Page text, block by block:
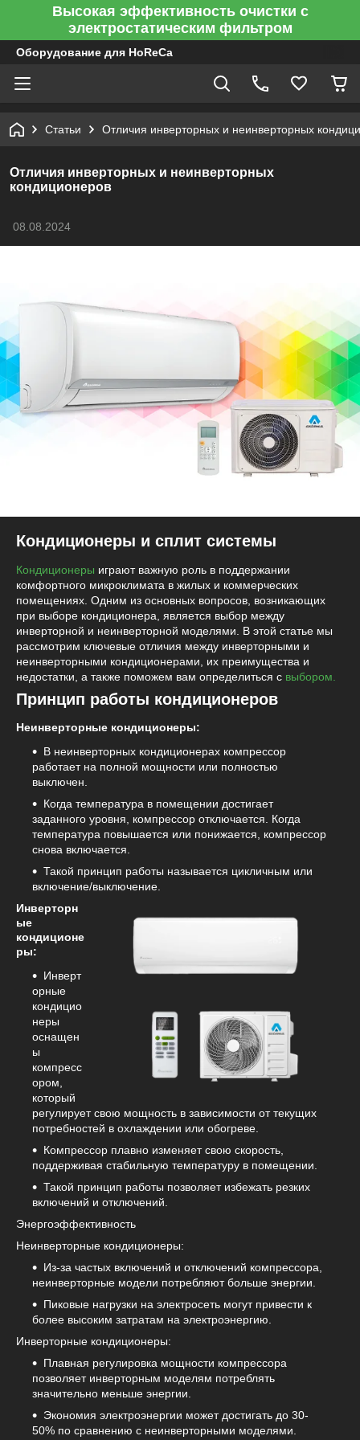
Высокая эффективность очистки с
электростатическим фильтром
Оборудование для HoReCa
Статьи Отличия инверторных и неинверторных
Отличия инверторных и неинверторных
кондиционеров
08.08.2024
Кондиционеры и сплит системы
Кондиционеры играют важную роль в поддержании
комфортного микроклимата в жилых и коммерческих
помещениях. Одним из основных вопросов, возникающих
при выборе кондиционера, является выбор между
инверторной и неинверторной моделями. В этой статье мы
рассмотрим ключевые отличия между инверторными и
неинверторными кондиционерами, их преимущества и
недостатки, а также поможем вам определиться с выбором.
Принцип работы кондиционеров
Неинверторные кондиционеры:
В неинверторных кондиционерах компрессор
работает на полной мощности или полностью
выключен.
Когда температура в помещении достигает
заданного уровня, компрессор отключается. Когда
температура повышается или понижается, компрессор
снова включается.
Такой принцип работы называется цикличным или
включение/выключение.
Инверторн
ые
кондиционе
ры:
Инверт
орные
кондицио
неры
оснащен
ы
компресс
ором,
который
регулирует свою мощность в зависимости от текущих
потребностей в охлаждении или обогреве.
Компрессор плавно изменяет свою скорость,
поддерживая стабильную температуру в помещении.
Такой принцип работы позволяет избежать резких
включений и отключений.
Энергоэффективность
Неинверторные кондиционеры:
Из-за частых включений и отключений компрессора,
неинверторные модели потребляют больше энергии.
Пиковые нагрузки на электросеть могут привести к
более высоким затратам на электроэнергию.
Инверторные кондиционеры:
Плавная регулировка мощности компрессора
позволяет инверторным моделям потреблять
значительно меньше энергии.
Экономия электроэнергии может достигать до 30-
50% по сравнению с неинверторными моделями.